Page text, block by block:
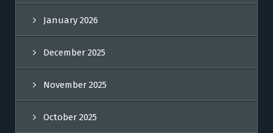
January 2026
December 2025
November 2025
October 2025